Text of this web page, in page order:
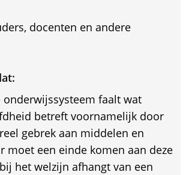
docenten en andere
onderwijssysteem faalt wat
betreft voornamelijk door
gebrek aan middelen en
moet een einde komen aan deze
het welzijn afhangt van een